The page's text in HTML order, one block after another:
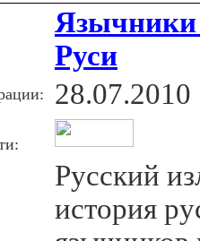
Язычники
Руси
28.07.2010
Русский
история